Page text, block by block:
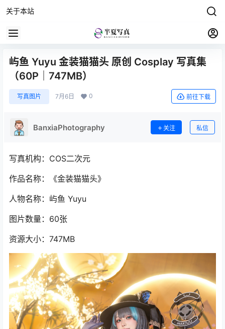
关于本站
屿鱼 Yuyu 金装猫猫头 原创 Cosplay 写真集
（60P｜747MB）
写真图片 7月6日 0 前往下载
BanxiaPhotography 关注 私信
写真机构：COS二次元
作品名称：《金装猫猫头》
人物名称：屿鱼 Yuyu
图片数量：60张
资源大小：747MB